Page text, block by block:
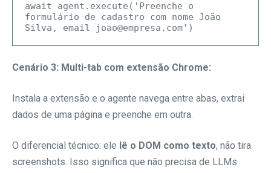
await agent.execute('Preenche o
formulário de cadastro com nome João
Cenário 3: Multi-tab com extensão Chrome:
Instala a extensão e o agente navega entre abas, extrai
dados de uma página e preenche em outra.
O diferencial técnico: ele lê o DOM como texto, não tira
screenshots. Isso significa que não precisa de LLMs